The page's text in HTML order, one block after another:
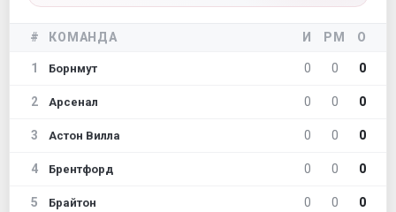
# КОМАНДА И РМ О
1 Борнмут 0 0 0
2 Арсенал 0 0 0
3 Астон Вилла 0 0 0
4 Брентфорд 0 0 0
5 Брайтон 0 0 0